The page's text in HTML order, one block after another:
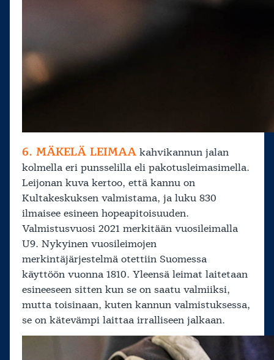
6. MÄKELÄ LEIMAA kahvikannun jalan
kolmella eri punsselilla eli pakotusleimasimella.
Leijonan kuva kertoo, että kannu on
Kultakeskuksen valmistama, ja luku 830
ilmaisee esineen hopeapitoisuuden.
Valmistusvuosi 2021 merkitään vuosileimalla
U9. Nykyinen vuosileimojen
merkintäjärjestelmä otettiin Suomessa
käyttöön vuonna 1810. Yleensä leimat laitetaan
esineeseen sitten kun se on saatu valmiiksi,
mutta toisinaan, kuten kannun valmistuksessa,
se on kätevämpi laittaa irralliseen jalkaan.